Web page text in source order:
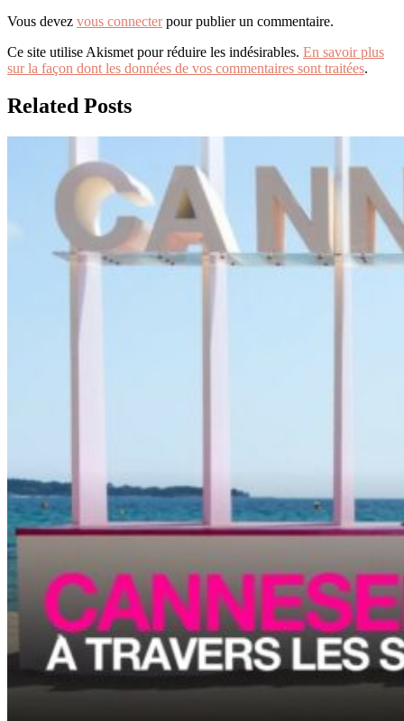
Vous devez vous connecterpour publier un commentaire.
Ce site utilise Akismet pour réduire les indésirables. En savoir plus
sur la façon dont les données de vos commentaires sont traitées.
Related Posts